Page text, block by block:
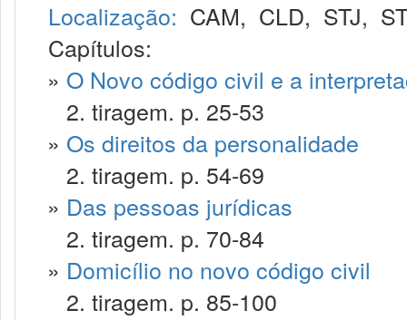
Localização: CAM, CLD, STJ,
Capítulos:
» O Novo código civil e a
2. tiragem. p. 25-53
» Os direitos da personalidade
2. tiragem. p. 54-69
» Das pessoas jurídicas
2. tiragem. p. 70-84
» Domicílio no novo código civil
2. tiragem. p. 85-100